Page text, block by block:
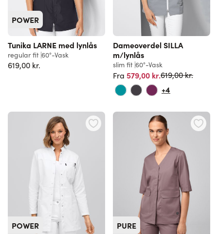
POWER
Tunika LARNE med lynlås
regular fit 60°-Vask
619,00 kr.
Dameoverdel SILLA
m/lynlås
slim fit 60°-Vask
Fra 579,00 kr.Normalpris
619,00 kr.
+4
POWER PURE